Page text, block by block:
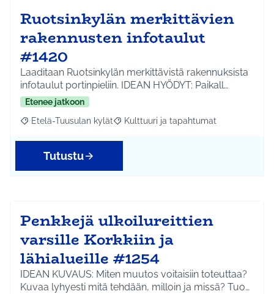
Ruotsinkylän merkittävien
rakennusten infotaulut
#1420
Laaditaan Ruotsinkylän merkittävistä rakennuksista
infotaulut portinpieliin. IDEAN HYÖDYT: Paikall…
Etenee jatkoon
Rajaa tulokset aihepiirin mukaan: Etelä-Tuusulan kylät
Etelä-Tuusulan kylät Rajaa tulokset teeman mukaan:
Kulttuuri ja tapahtumat
Tutustu
Penkkejä ulkoilureittien
varsille Korkkiin ja
lähialueille #1254
IDEAN KUVAUS: Miten muutos voitaisiin toteuttaa?
Kuvaa lyhyesti mitä tehdään, milloin ja missä? Tuo…